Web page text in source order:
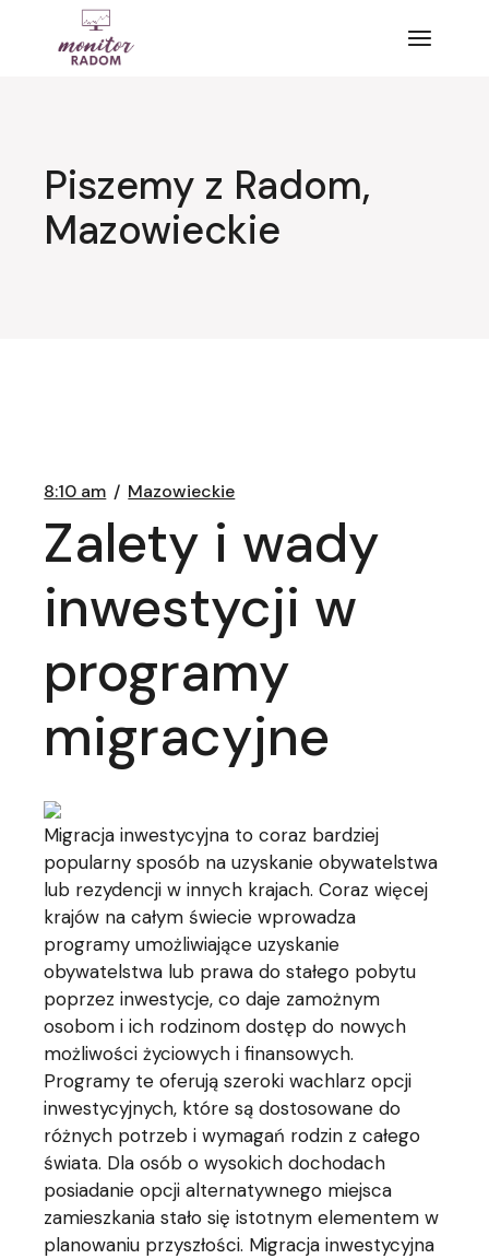
Piszemy z Radom,
Mazowieckie
8:10 am Mazowieckie
Zalety i wady
inwestycji w
programy
migracyjne
Migracja inwestycyjna to coraz bardziej
popularny sposób na uzyskanie obywatelstwa
lub rezydencji w innych krajach. Coraz więcej
krajów na całym świecie wprowadza
programy umożliwiające uzyskanie
obywatelstwa lub prawa do stałego pobytu
poprzez inwestycje, co daje zamożnym
osobom i ich rodzinom dostęp do nowych
możliwości życiowych i finansowych.
Programy te oferują szeroki wachlarz opcji
inwestycyjnych, które są dostosowane do
różnych potrzeb i wymagań rodzin z całego
świata. Dla osób o wysokich dochodach
posiadanie opcji alternatywnego miejsca
zamieszkania stało się istotnym elementem w
planowaniu przyszłości. Migracja inwestycyjna